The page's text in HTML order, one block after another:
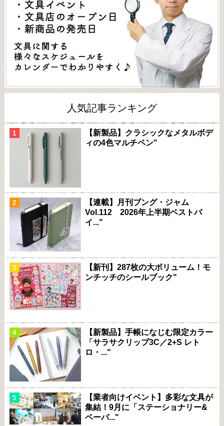
人気記事ランキング
【新製品】クラシックなメタルボデ
ィの4色マルチペン"
【連載】月刊ブング・ジャム
Vol.112 2026年上半期ベストバ
イ..."
【新刊】287枚の大ボリューム！モ
ンチッチのシールブック"
【新製品】手帳になじむ限定カラー
「サラサクリップ3C／2+S レト
ロ・..."
【業者向けイベント】多彩な文具が
集結！9月に「ステーショナリー&
ペーパ..."